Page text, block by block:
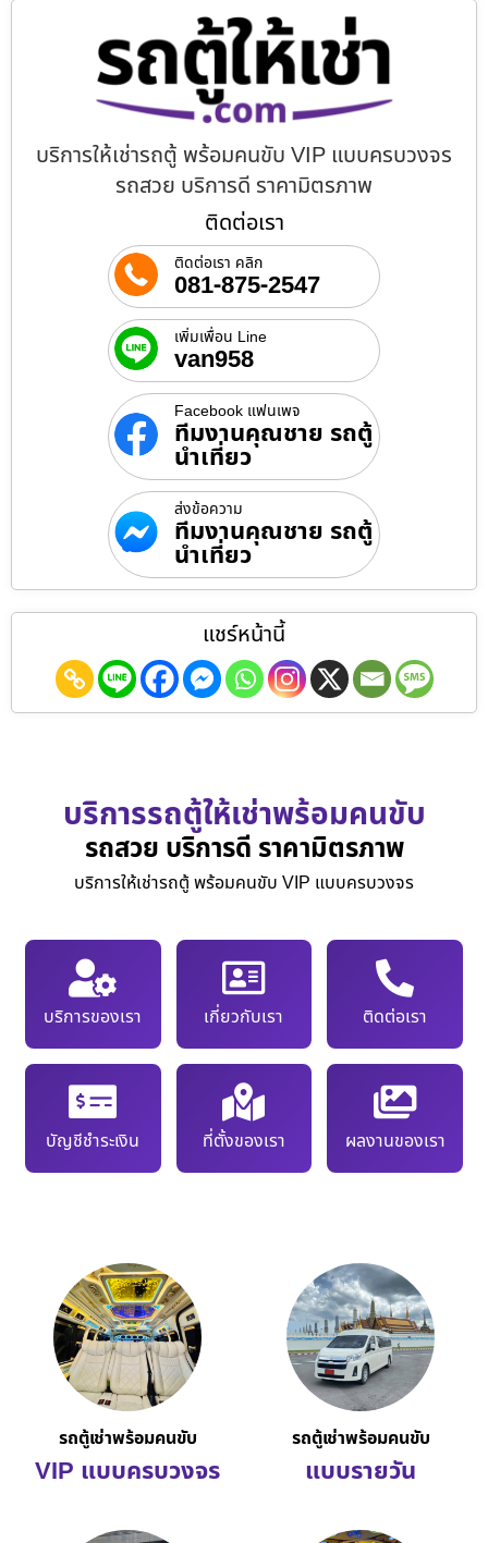
บริการให้เช่ารถตู้ พร้อมคนขับ VIP แบบครบวงจร
รถสวย บริการดี ราคามิตรภาพ
ติดต่อเรา
ติดต่อเรา คลิก
081-875-2547
เพิ่มเพื่อน Line
van958
Facebook แฟนเพจ
ทีมงานคุณชาย รถตู้
นำเที่ยว
ส่งข้อความ
ทีมงานคุณชาย รถตู้
นำเที่ยว
แชร์หน้านี้
บริการรถตู้ให้เช่าพร้อมคนขับ
รถสวย บริการดี ราคามิตรภาพ
บริการให้เช่ารถตู้ พร้อมคนขับ VIP แบบครบวงจร
บริการของเรา เกี่ยวกับเรา ติดต่อเรา
บัญชีชำระเงิน ที่ตั้งของเรา ผลงานของเรา
รถตู้เช่าพร้อมคนขับ
VIP แบบครบวงจร
รถตู้เช่าพร้อมคนขับ
แบบรายวัน